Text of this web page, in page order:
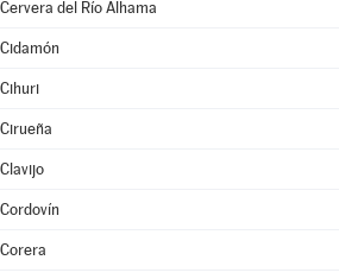
Cervera del Río Alhama
Cidamón
Cihuri
Cirueña
Clavijo
Cordovín
Corera